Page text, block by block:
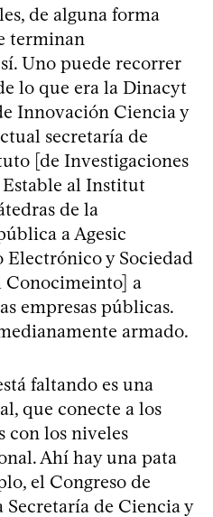
de alguna forma
terminan
Uno puede recorrer
lo que era la Dinacyt
Innovación Ciencia y
secretaría de
[de Investigaciones
al Institut
de la
a Agesic
Electrónico y Sociedad
Conocimeinto] a
empresas públicas.
armado.
faltando es una
que conecte a los
con los niveles
Ahí hay una pata
el Congreso de
de Ciencia y